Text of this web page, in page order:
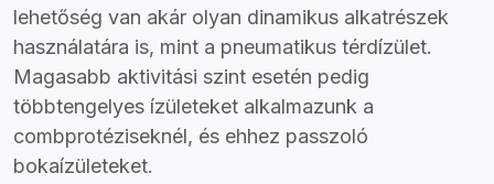
lehetőség van akár olyan dinamikus alkatrészek
használatára is, mint a pneumatikus térdízület.
Magasabb aktivitási szint esetén pedig
többtengelyes ízületeket alkalmazunk a
combprotéziseknél, és ehhez passzoló
bokaízületeket.